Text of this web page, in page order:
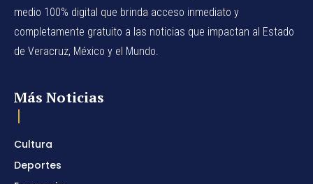
medio 100% digital que brinda acceso inmediato y
completamente gratuito a las noticias que impactan al Estado
de Veracruz, México y el Mundo.
Más Noticias
Cultura
Deportes